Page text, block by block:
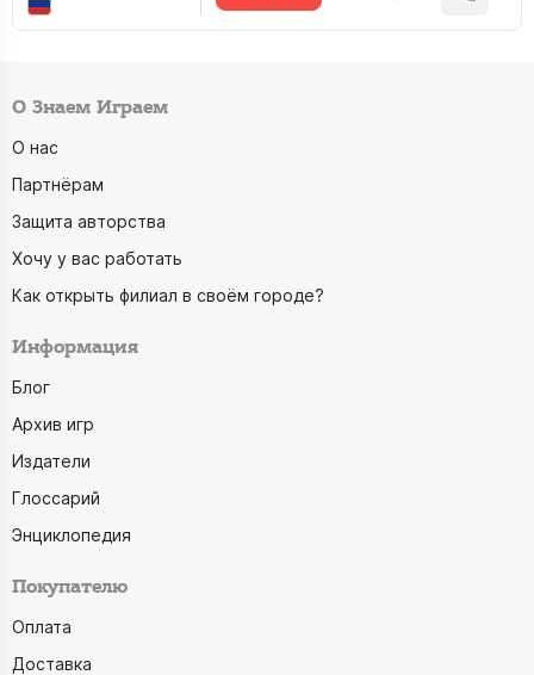
О Знаем Играем
О нас
Партнёрам
Защита авторства
Хочу у вас работать
Как открыть филиал в своём городе?
Информация
Блог
Архив игр
Издатели
Глоссарий
Энциклопедия
Покупателю
Оплата
Доставка